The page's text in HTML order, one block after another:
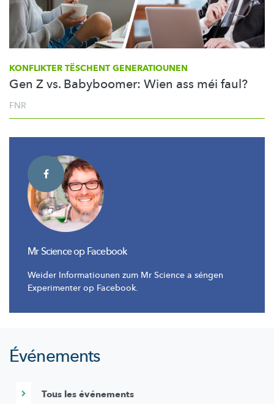
KONFLIKTER TËSCHENT GENERATIOUNEN
Gen Z vs. Babyboomer: Wien ass méi faul?
FNR
Mr Science op Facebook
Weider Informatiounen zum Mr Science a séngen
Experimenter op Facebook.
Événements
Tous les événements